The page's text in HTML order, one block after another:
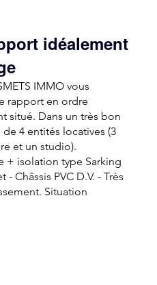
idéalement
IMMO vous
rapport en ordre
situé. Dans un très bon
4 entités locatives (3
et un studio).
+ isolation type Sarking
Châssis PVC D.V. - Très
Situation